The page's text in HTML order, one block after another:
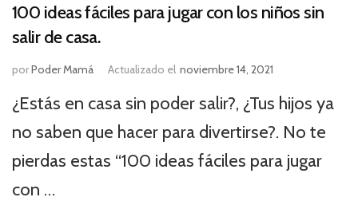
100 ideas fáciles para jugar con los niños sin
salir de casa.
porPoder Mamá Actualizado el noviembre 14, 2021
¿Estás en casa sin poder salir?, ¿Tus hijos ya
no saben que hacer para divertirse?. No te
pierdas estas “100 ideas fáciles para jugar
con …